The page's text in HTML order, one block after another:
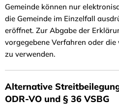
Gemeinde können nur
die Gemeinde im Einzelfall
eröffnet. Zur Abgabe der
vorgegebene Verfahren oder die
zu verwenden.
Alternative
ODR-VO und § 36 VSBG